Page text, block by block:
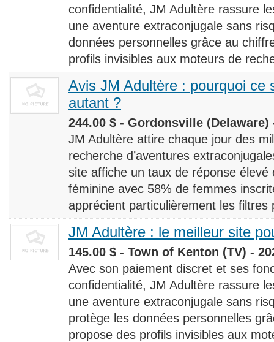
confidentialité, JM Adultère rassure
une aventure extraconjugale sans
données personnelles grâce au
profils invisibles aux moteurs de
Avis JM Adultère : pourquoi ce
autant ?
244.00 $ - Gordonsville (Delaware)
JM Adultère attire chaque jour des
recherche d’aventures
site affiche un taux de réponse
féminine avec 58% de femmes
apprécient particulièrement les filtres
JM Adultère : le meilleur site
145.00 $ - Town of Kenton (TV) -
Avec son paiement discret et ses
confidentialité, JM Adultère rassure
une aventure extraconjugale sans
protège les données personnelles
propose des profils invisibles aux